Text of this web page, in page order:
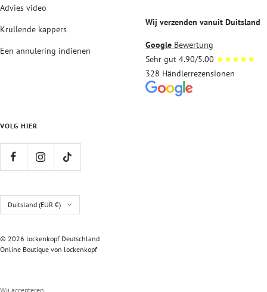
Advies video
Krullende kappers
Een annulering indienen
Wij verzenden vanuit Duitsland
Google Bewertung
Sehr gut 4.90/5.00 ★★★★★
328 Händlerrezensionen
VOLG HIER
Land/regio
Duitsland (EUR €)
© 2026 lockenkopf Deutschland
Online Boutique von lockenkopf
Wij accepteren